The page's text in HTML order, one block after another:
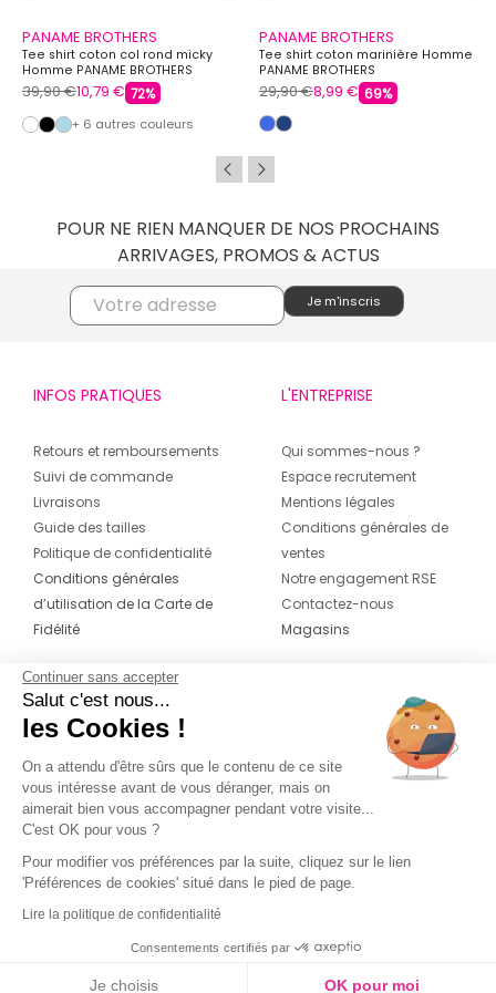
PANAME BROTHERS
Tee shirt coton col rond micky
Homme PANAME BROTHERS
39,90 €10,79 € 72%
+ 6 autres couleurs
PANAME BROTHERS
Tee shirt coton marinière Homme
PANAME BROTHERS
29,90 €8,99 € 69%
POUR NE RIEN MANQUER DE NOS PROCHAINS
ARRIVAGES, PROMOS & ACTUS
INFOS PRATIQUES
Retours et remboursements
Suivi de commande
Livraisons
Guide des tailles
Politique de confidentialité
Conditions générales
d’utilisation de la Carte de
Fidélité
L'ENTREPRISE
Qui sommes-nous ?
Espace recrutement
Mentions légales
Conditions générales de
ventes
Notre engagement RSE
Contactez-nous
Magasins
CONTACT
04 42 20 78 42
Du lundi au jeudi de 8h30 à 16h30 & le
vendredi de 8h30 à 15h30
Continuer sans accepter
Salut c'est nous...
les Cookies !
On a attendu d'être sûrs que le contenu de ce site
vous intéresse avant de vous déranger, mais on
aimerait bien vous accompagner pendant votre visite...
C'est OK pour vous ?
Pour modifier vos préférences par la suite, cliquez sur le lien
'Préférences de cookies' situé dans le pied de page.
Lire la politique de confidentialité
Consentements certifiés par
Je choisis OK pour moi